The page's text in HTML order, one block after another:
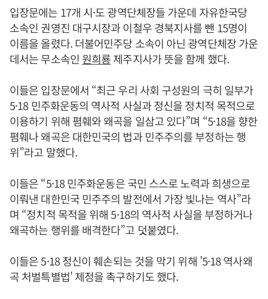
입장문에는 17개 시·도 광역단체장들 가운데 자유한국당
소속인 권영진 대구시장과 이철우 경북지사를 뺀 15명이
이름을 올렸다. 더불어민주당 소속이 아닌 광역단체장 가운
데서는 무소속인 원희룡제주지사가 뜻을 함께 했다.
이들은 입장문에서 “최근 우리 사회 구성원의 극히 일부가
5·18 민주화운동의 역사적 사실과 정신을 정치적 목적으로
이용하기 위해 폄훼와 왜곡을 일삼고 있다”며 “5·18을 향한
폄훼나 왜곡은 대한민국의 법과 민주주의를 부정하는 행
위”라고 말했다.
이들은 “5·18 민주화운동은 국민 스스로 노력과 희생으로
이뤄낸 대한민국 민주주의 발전에서 가장 빛나는 역사”라
며 “정치적 목적을 위해 5·18의 역사적 사실을 부정하거나
왜곡하는 행위를 배격한다”고 덧붙였다.
이들은 5·18 정신이 훼손되는 것을 막기 위해 '5·18 역사왜
곡 처벌특별법' 제정을 촉구하기도 했다.